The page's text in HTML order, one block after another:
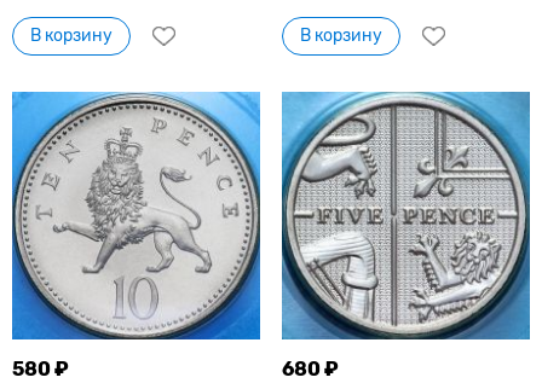
В корзину В корзину
580 ₽ 680 ₽